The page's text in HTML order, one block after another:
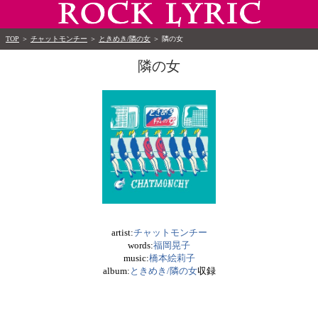
TOP ＞ チャットモンチー ＞ ときめき/隣の女 ＞ 隣の女
隣の女
artist:チャットモンチー
words:福岡晃子
music:橋本絵莉子
album: ときめき/隣の女収録